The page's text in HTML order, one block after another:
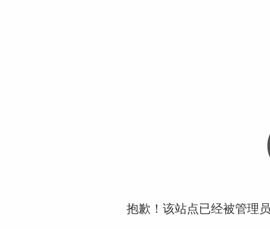
抱歉！该站点已经被管理